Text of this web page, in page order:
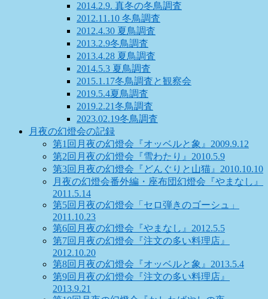
2014.2.9. 真冬の冬鳥調査
2012.11.10 冬鳥調査
2012.4.30 夏鳥調査
2013.2.9冬鳥調査
2013.4.28 夏鳥調査
2014.5.3 夏鳥調査
2015.1.17冬鳥調査と観察会
2019.5.4夏鳥調査
2019.2.21冬鳥調査
2023.02.19冬鳥調査
月夜の幻燈会の記録
第1回月夜の幻燈会『オッベルと象』2009.9.12
第2回月夜の幻燈会『雪わたり』2010.5.9
第3回月夜の幻燈会『どんぐりと山猫』2010.10.10
月夜の幻燈会番外編・座布団幻燈会『やまなし』
2011.5.14
第5回月夜の幻燈会「セロ弾きのゴーシュ」
2011.10.23
第6回月夜の幻燈会『やまなし』2012.5.5
第7回月夜の幻燈会『注文の多い料理店』
2012.10.20
第8回月夜の幻燈会『オッベルと象』2013.5.4
第9回月夜の幻燈会『注文の多い料理店』
2013.9.21